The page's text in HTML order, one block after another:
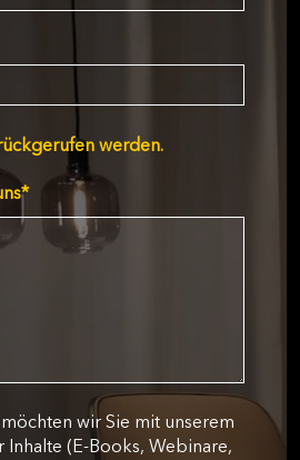
werden.
*
wir Sie mit unserem
Inhalte (E-Books, Webinare,